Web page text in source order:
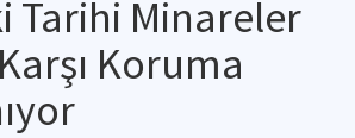
Tarihi Minareler
Koruma